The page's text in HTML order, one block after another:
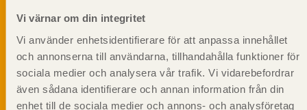
Vi värnar om din integritet
Vi använder enhetsidentifierare för att anpassa innehållet
och annonserna till användarna, tillhandahålla funktioner för
sociala medier och analysera vår trafik. Vi vidarebefordrar
även sådana identifierare och annan information från din
enhet till de sociala medier och annons- och analysföretag